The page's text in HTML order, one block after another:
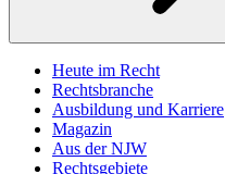
Heute im Recht
Rechtsbranche
Ausbildung und Karriere
Magazin
Aus der NJW
Rechtsgebiete